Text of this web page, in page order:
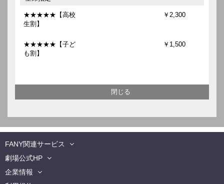
★★★★★【高校
生割】
￥2,300
★★★★★【子ど
も割】
￥1,500
FANY関連サービス
劇場公式HP
企業情報